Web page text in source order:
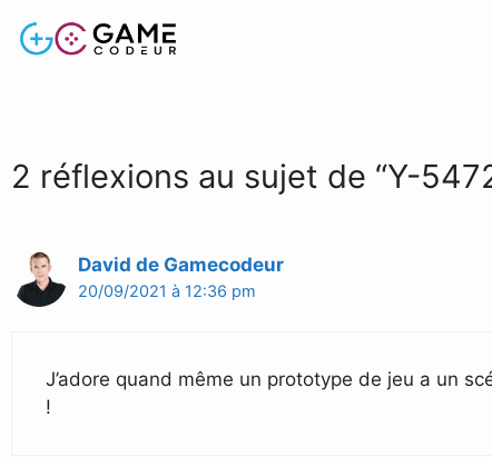
2 réflexions au sujet de “Y-
David de Gamecodeur
20/09/2021 à 12:36 pm
J’adore quand même un prototype de jeu a un
!